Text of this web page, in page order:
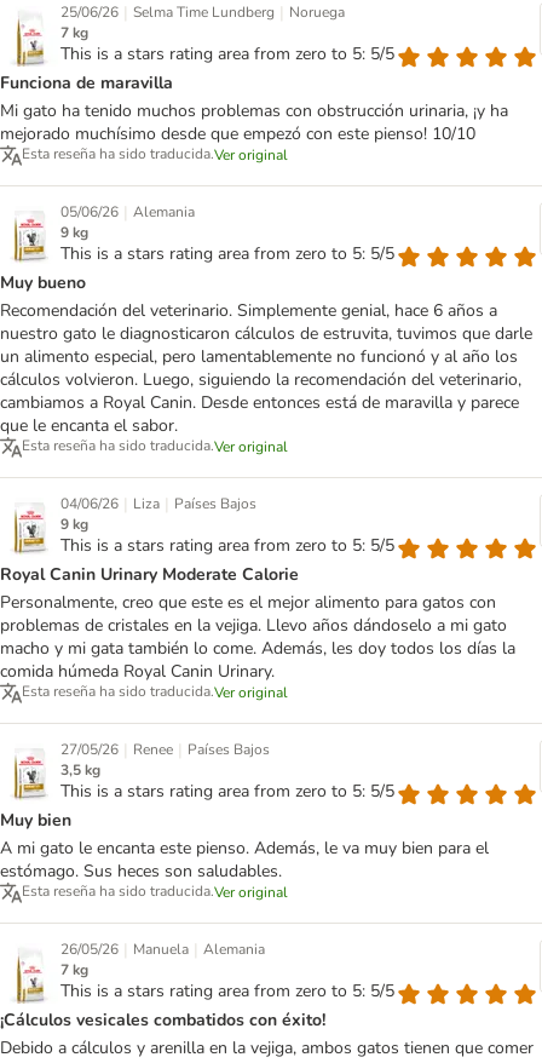
25/06/26 | Selma Time Lundberg | Noruega
7 kg
This is a stars rating area from zero to 5: 5/5
Funciona de maravilla
Mi gato ha tenido muchos problemas con obstrucción urinaria, ¡y ha
mejorado muchísimo desde que empezó con este pienso! 10/10
Esta reseña ha sido traducida.Ver original
05/06/26 | Alemania
9 kg
This is a stars rating area from zero to 5: 5/5
Muy bueno
Recomendación del veterinario. Simplemente genial, hace 6 años a
nuestro gato le diagnosticaron cálculos de estruvita, tuvimos que darle
un alimento especial, pero lamentablemente no funcionó y al año los
cálculos volvieron. Luego, siguiendo la recomendación del veterinario,
cambiamos a Royal Canin. Desde entonces está de maravilla y parece
que le encanta el sabor.
Esta reseña ha sido traducida.Ver original
04/06/26 | Liza | Países Bajos
9 kg
This is a stars rating area from zero to 5: 5/5
Royal Canin Urinary Moderate Calorie
Personalmente, creo que este es el mejor alimento para gatos con
problemas de cristales en la vejiga. Llevo años dándoselo a mi gato
macho y mi gata también lo come. Además, les doy todos los días la
comida húmeda Royal Canin Urinary.
Esta reseña ha sido traducida.Ver original
27/05/26 | Renee | Países Bajos
3,5 kg
This is a stars rating area from zero to 5: 5/5
Muy bien
A mi gato le encanta este pienso. Además, le va muy bien para el
estómago. Sus heces son saludables.
Esta reseña ha sido traducida.Ver original
26/05/26 | Manuela | Alemania
7 kg
This is a stars rating area from zero to 5: 5/5
¡Cálculos vesicales combatidos con éxito!
Debido a cálculos y arenilla en la vejiga, ambos gatos tienen que comer